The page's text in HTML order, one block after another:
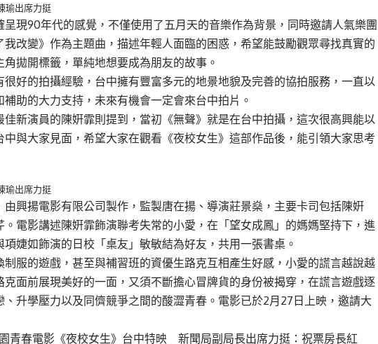
瑜出席力挺
現90年代的感覺，不僅使用了五月天的音樂作為背景，同時邀請人氣樂團
改變》作為主題曲，描述年輕人面臨的困惑，希望能鼓勵觀眾尋找真實的
拋開標籤，單純地想要成為朋友的故事。
好的拍攝經驗，台中擁有豐富多元的地景地貌及完善的協拍服務，一直以
助的大力支持，未來有機會一定會來台中拍片。
佳新演員的陳姸霏則提到，當初《無聲》就是在台中拍攝，這次很高興能以
與大家見面，希望大家在觀看《夜校女生》這部作品後，能引領大家思考
瑜出席力挺
興揚電影有限公司製作，監製唐在揚、導演莊景燊，主要卡司包括陳姸
電影講述陳姸霏飾演聯考失常的小愛，在「望女成鳳」的媽媽堅持下，進
婕如飾演的日校「桌友」敏敏結為好友，共用一張書桌。
服的遊戲，甚至與補習班的資優生路克互相產生好感，小愛的謊言越說越
面前展現美好的一面，又須不斷擔心冒牌貨的身份被揭穿，在謊言遊戲逐
升學壓力以及同儕競爭之間的酸澀青春。電影已於2月27日上映，邀請大
青春電影《夜校女生》台中特映 新聞局副局長出席力挺：祝票房長紅